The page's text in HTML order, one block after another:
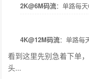
2K@6M码流：单路每
4K@12M码流：单路每
看到这里先别急着下单
头...